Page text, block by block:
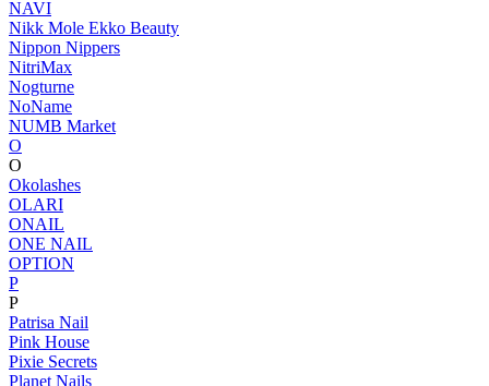
NAVI
Nikk Mole Ekko Beauty
Nippon Nippers
NitriMax
Nogturne
NoName
NUMB Market
O
O
Okolashes
OLARI
ONAIL
ONE NAIL
OPTION
P
P
Patrisa Nail
Pink House
Pixie Secrets
Planet Nails